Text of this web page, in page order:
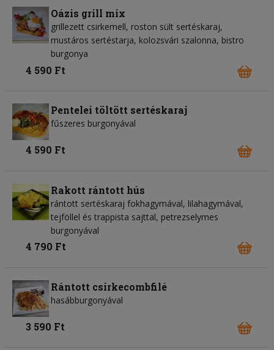
Oázis grill mix
grillezett csirkemell, roston sült sertéskaraj,
mustáros sertéstarja, kolozsvári szalonna, bistro
burgonya
4 590 Ft
Pentelei töltött sertéskaraj
fűszeres burgonyával
4 590 Ft
Rakott rántott hús
rántott sertéskaraj fokhagymával, lilahagymával,
tejföllel és trappista sajttal, petrezselymes
burgonyával
4 790 Ft
Rántott csirkecombfilé
hasábburgonyával
3 590 Ft